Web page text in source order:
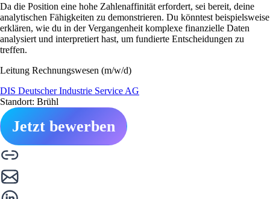
Da die Position eine hohe Zahlenaffinität erfordert, sei bereit, deine
analytischen Fähigkeiten zu demonstrieren. Du könntest beispielsweise
erklären, wie du in der Vergangenheit komplexe finanzielle Daten
analysiert und interpretiert hast, um fundierte Entscheidungen zu
treffen.
Leitung Rechnungswesen (m/w/d)
DIS Deutscher Industrie Service AG
Standort: Brühl
Jetzt bewerben